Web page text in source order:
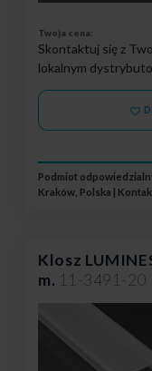
Twoja cena:
Skontaktuj się z
lokalnym
Podmiot
Kraków, Polska |
Klosz
m. 11-3491-20